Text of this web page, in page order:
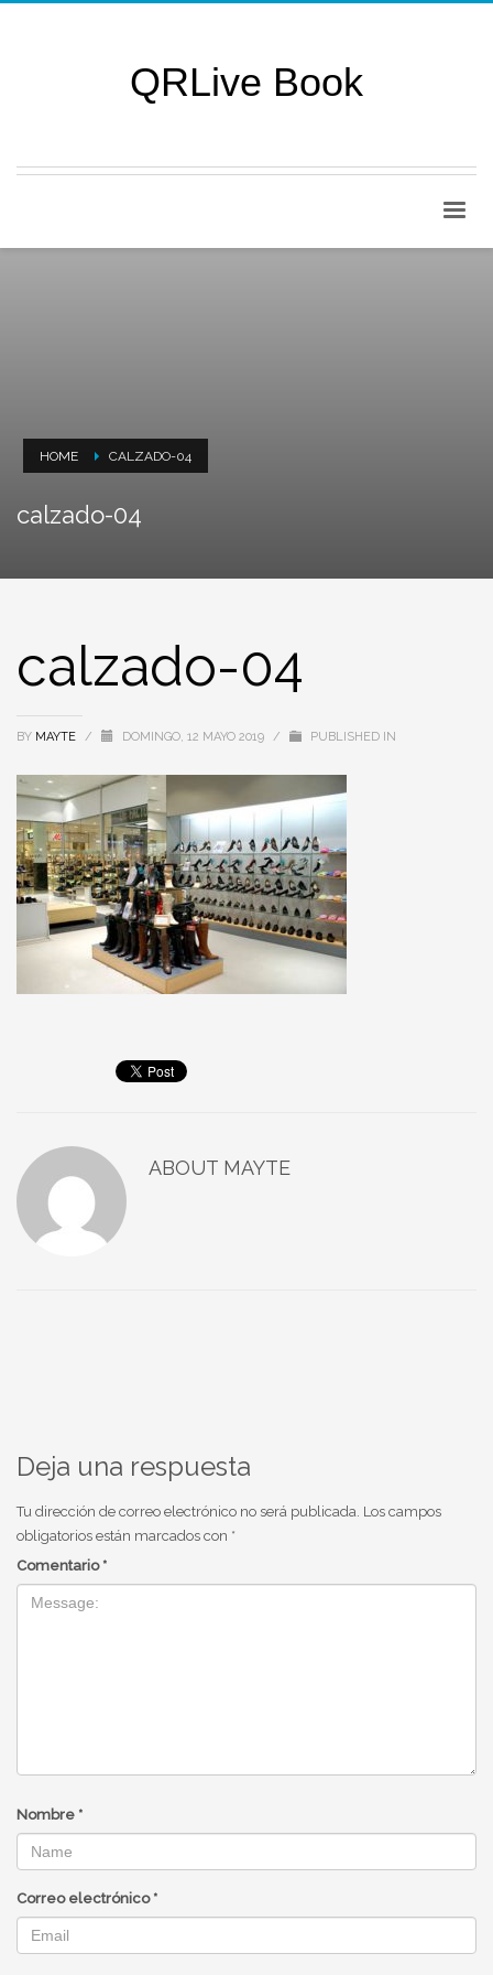
QRLive Book
HOME CALZADO-04
calzado-04
calzado-04
BY MAYTE / DOMINGO, 12 MAYO 2019 / PUBLISHED IN
ABOUT MAYTE
Deja una respuesta
Tu dirección de correo electrónico no será publicada. Los campos
obligatorios están marcados con *
Comentario *
Nombre *
Correo electrónico *